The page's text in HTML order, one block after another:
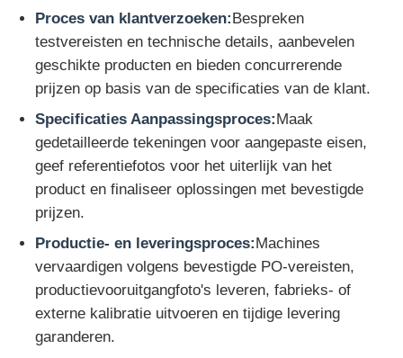
Proces van klantverzoeken:Bespreken
testvereisten en technische details, aanbevelen
geschikte producten en bieden concurrerende
prijzen op basis van de specificaties van de klant.
Specificaties Aanpassingsproces:Maak
gedetailleerde tekeningen voor aangepaste eisen,
geef referentiefotos voor het uiterlijk van het
product en finaliseer oplossingen met bevestigde
prijzen.
Productie- en leveringsproces:Machines
vervaardigen volgens bevestigde PO-vereisten,
productievooruitgangfoto's leveren, fabrieks- of
externe kalibratie uitvoeren en tijdige levering
garanderen.